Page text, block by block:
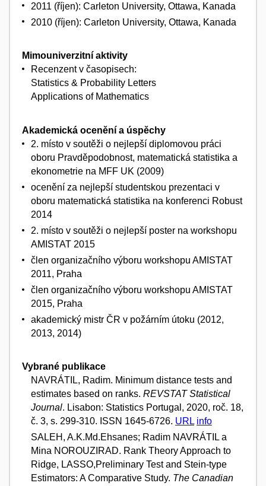
2011 (říjen): Carleton University, Ottawa, Kanada
2010 (říjen): Carleton University, Ottawa, Kanada
Mimouniverzitní aktivity
Recenzent v časopisech:
Statistics & Probability Letters
Applications of Mathematics
Akademická ocenění a úspěchy
2. místo v soutěži o nejlepší diplomovou práci
oboru Pravděpodobnost, matematická statistika a
ekonometrie na MFF UK (2009)
ocenění za nejlepší studentskou prezentaci v
oboru matematická statistika na konferenci Robust
2014
2. místo v soutěži o nejlepší poster na workshopu
AMISTAT 2015
člen organizačního výboru workshopu AMISTAT
2011, Praha
člen organizačního výboru workshopu AMISTAT
2015, Praha
akademický mistr ČR v požárním útoku (2012,
2013, 2014)
Vybrané publikace
NAVRÁTIL, Radim. Minimum distance tests and
estimates based on ranks. REVSTAT Statistical
Journal. Lisabon: Statistics Portugal, 2020, roč. 18,
č. 3, s. 299-310. ISSN 1645-6726. URL info
SALEH, A.K.Md.Ehsanes; Radim NAVRÁTIL a
Mina NOROUZIRAD. Rank Theory Approach to
Ridge, LASSO,Preliminary Test and Stein-type
Estimators: A Comparative Study. The Canadian